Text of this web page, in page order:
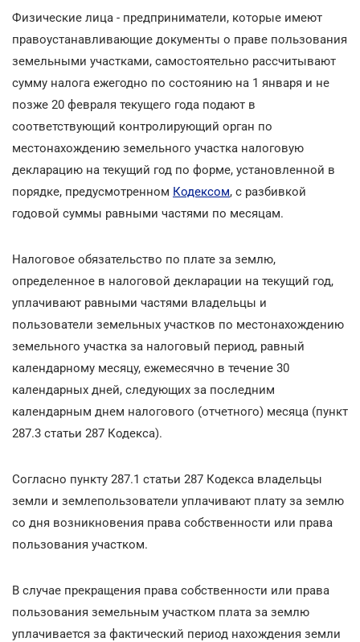
Физические лица - предприниматели, которые имеют
правоустанавливающие документы о праве пользования
земельными участками, самостоятельно рассчитывают
сумму налога ежегодно по состоянию на 1 января и не
позже 20 февраля текущего года подают в
соответствующий контролирующий орган по
местонахождению земельного участка налоговую
декларацию на текущий год по форме, установленной в
порядке, предусмотренном Кодексом, с разбивкой
годовой суммы равными частями по месяцам.
Налоговое обязательство по плате за землю,
определенное в налоговой декларации на текущий год,
уплачивают равными частями владельцы и
пользователи земельных участков по местонахождению
земельного участка за налоговый период, равный
календарному месяцу, ежемесячно в течение 30
календарных дней, следующих за последним
календарным днем налогового (отчетного) месяца (пункт
287.3 статьи 287 Кодекса).
Согласно пункту 287.1 статьи 287 Кодекса владельцы
земли и землепользователи уплачивают плату за землю
со дня возникновения права собственности или права
пользования участком.
В случае прекращения права собственности или права
пользования земельным участком плата за землю
уплачивается за фактический период нахождения земли